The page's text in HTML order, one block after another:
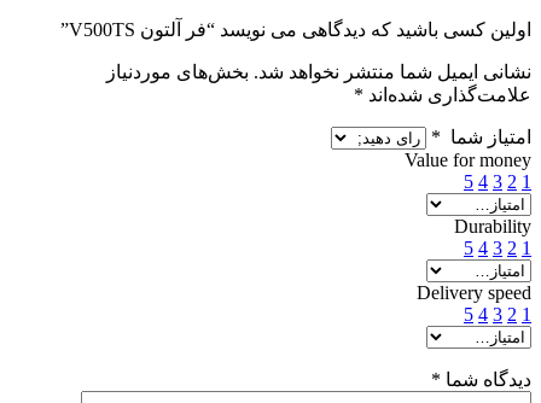
اولین کسی باشید که دیدگاهی می نویسد “فر آلتون V500TS”
نشانی ایمیل شما منتشر نخواهد شد. بخش‌های موردنیاز
علامت‌گذاری شده‌اند *
امتیاز شما *
Value for money
1
2
3
4
5
Durability
1
2
3
4
5
Delivery speed
1
2
3
4
5
دیدگاه شما *